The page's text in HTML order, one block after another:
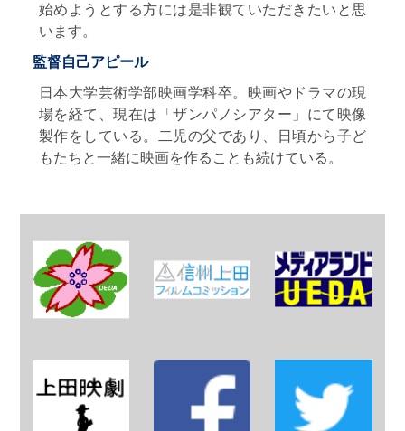
始めようとする方には是非観ていただきたいと思
います。
監督自己アピール
日本大学芸術学部映画学科卒。映画やドラマの現
場を経て、現在は「ザンパノシアター」にて映像
製作をしている。二児の父であり、日頃から子ど
もたちと一緒に映画を作ることも続けている。